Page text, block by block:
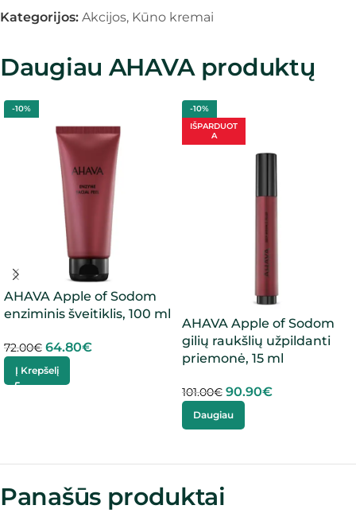
Kategorijos: Akcijos, Kūno kremai
Daugiau AHAVA produktų
-10%
AHAVA Apple of Sodom
enziminis šveitiklis, 100 ml
72.00€ 64.80€
Į Krepšelį
-10%
IŠPARDUOT
A
AHAVA Apple of Sodom
gilių raukšlių užpildanti
priemonė, 15 ml
101.00€ 90.90€
Daugiau
Panašūs produktai